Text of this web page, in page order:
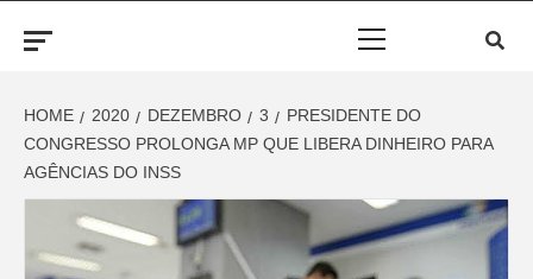
POLÍTICA –
AMPLIANDO A
NOTÍCIA
HOME 2020 DEZEMBRO 3
PRESIDENTE DO
CONGRESSO PROLONGA MP QUE LIBERA DINHEIRO PARA
AGÊNCIAS DO INSS